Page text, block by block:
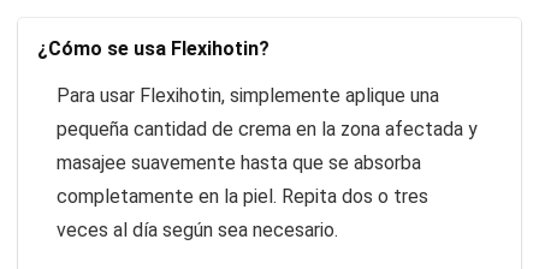
¿Cómo se usa Flexihotin?
Para usar Flexihotin, simplemente aplique una
pequeña cantidad de crema en la zona afectada y
masajee suavemente hasta que se absorba
completamente en la piel. Repita dos o tres
veces al día según sea necesario.